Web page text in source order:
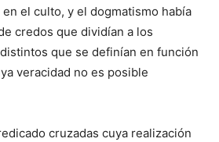
el culto, y el dogmatismo había
credos que dividían a los
que se definían en función
veracidad no es posible
cruzadas cuya realización